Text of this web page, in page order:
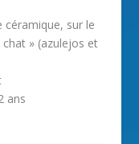
céramique, sur le
» (azulejos et
ans